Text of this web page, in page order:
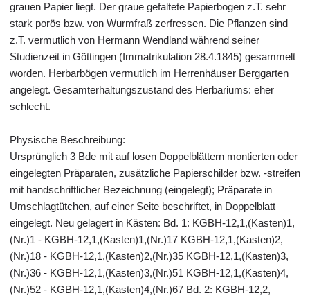
grauen Papier liegt. Der graue gefaltete Papierbogen z.T. sehr
stark porös bzw. von Wurmfraß zerfressen. Die Pflanzen sind
z.T. vermutlich von Hermann Wendland während seiner
Studienzeit in Göttingen (Immatrikulation 28.4.1845) gesammelt
worden. Herbarbögen vermutlich im Herrenhäuser Berggarten
angelegt. Gesamterhaltungszustand des Herbariums: eher
schlecht.
Physische Beschreibung:
Ursprünglich 3 Bde mit auf losen Doppelblättern montierten oder
eingelegten Präparaten, zusätzliche Papierschilder bzw. -streifen
mit handschriftlicher Bezeichnung (eingelegt); Präparate in
Umschlagtütchen, auf einer Seite beschriftet, in Doppelblatt
eingelegt. Neu gelagert in Kästen: Bd. 1: KGBH-12,1,(Kasten)1,
(Nr.)1 - KGBH-12,1,(Kasten)1,(Nr.)17 KGBH-12,1,(Kasten)2,
(Nr.)18 - KGBH-12,1,(Kasten)2,(Nr.)35 KGBH-12,1,(Kasten)3,
(Nr.)36 - KGBH-12,1,(Kasten)3,(Nr.)51 KGBH-12,1,(Kasten)4,
(Nr.)52 - KGBH-12,1,(Kasten)4,(Nr.)67 Bd. 2: KGBH-12,2,